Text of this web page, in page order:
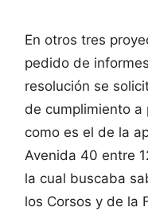
En otros tres
pedido de
resolución se
de cumplimiento a
como es el de la
Avenida 40 entre
la cual buscaba
los Corsos y de la